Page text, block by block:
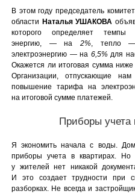
В этом году председатель
области Наталья УШАКОВА
которого определяет
энергию, — на 2%, тепло
электроэнергию — на 6,5%для
Окажется ли итоговая сумма
Организации, отпускающие
повышение тарифа на
на итоговой сумме платежей.
Приборы учета
Я экономить начала с воды.
приборы учета в квартирах.
у жителей нет никакой
И это создает трудности при
разборках. Не всегда и